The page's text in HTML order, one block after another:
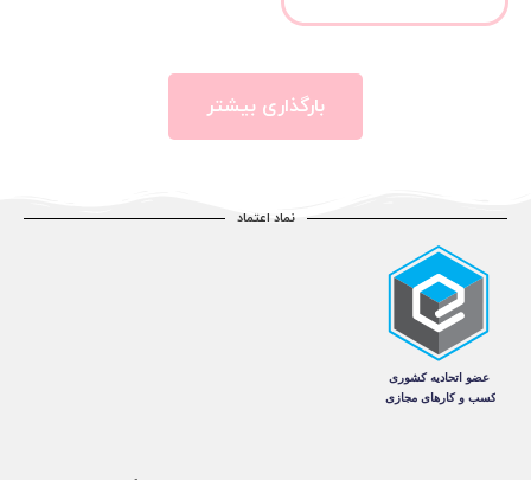
بارگذاری بیشتر
نماد اعتماد